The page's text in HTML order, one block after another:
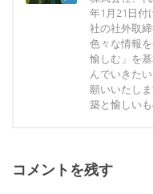
年1月21日付
社の社外取
色々な情報
愉しむ」を
んでいきた
願いいたし
築と愉しい
コメントを残す